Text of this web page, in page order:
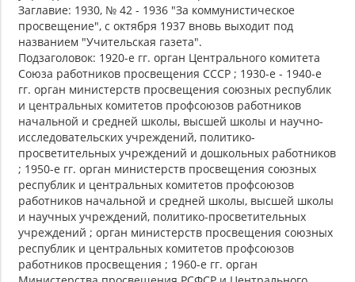
Заглавие: 1930, № 42 - 1936 "За коммунистическое
просвещение", с октября 1937 вновь выходит под
названием "Учительская газета".
Подзаголовок: 1920-е гг. орган Центрального комитета
Союза работников просвещения СССР ; 1930-е - 1940-е
гг. орган министерств просвещения союзных республик
и центральных комитетов профсоюзов работников
начальной и средней школы, высшей школы и научно-
исследовательских учреждений, политико-
просветительных учреждений и дошкольных работников
; 1950-е гг. орган министерств просвещения союзных
республик и центральных комитетов профсоюзов
работников начальной и средней школы, высшей школы
и научных учреждений, политико-просветительных
учреждений ; орган министерств просвещения союзных
республик и центральных комитетов профсоюзов
работников просвещения ; 1960-е гг. орган